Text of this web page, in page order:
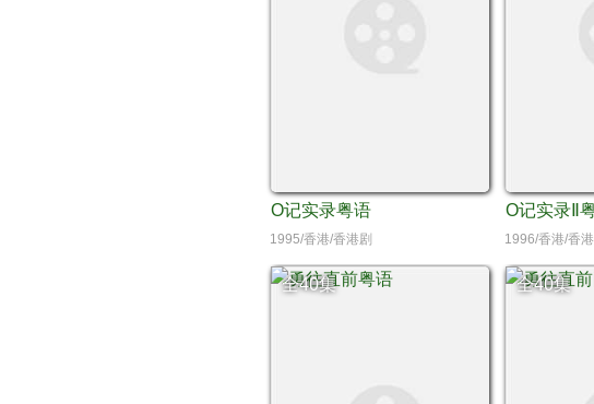
O记实录粤语
1995/香港/香港剧
O记实录Ⅱ
1996/香港/香港
全40集 全40集